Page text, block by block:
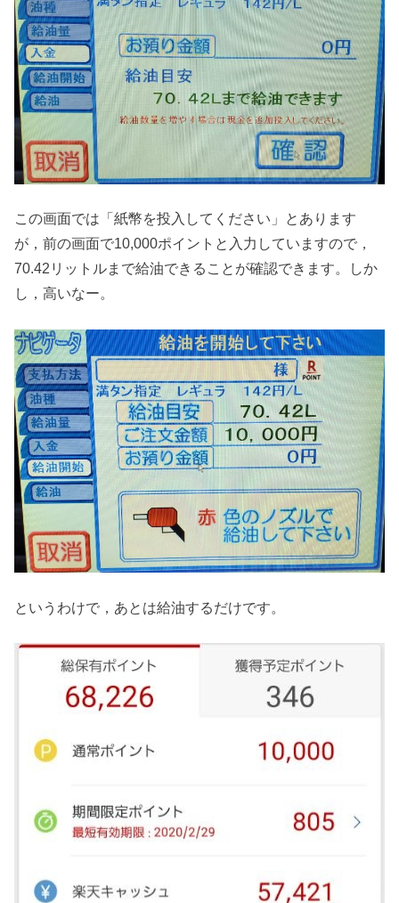
この画面では「紙幣を投入してください」とあります
が，前の画面で10,000ポイントと入力していますので，
70.42リットルまで給油できることが確認できます。しか
し，高いなー。
というわけで，あとは給油するだけです。